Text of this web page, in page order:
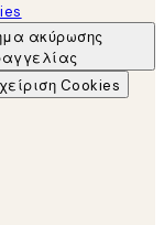
ακύρωσης
Cookies